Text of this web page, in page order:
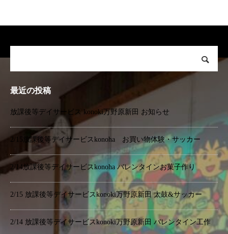
最近の投稿
放課後等デイサービス konoki万野原新田 お知らせ
2/15放課後等デイサービスkonoha お買い物体験・サッカー
2/14放課後等デイサービスkonoha バレンタインお菓子作り
2/15 放課後等デイサービスkonoki万野原新田 太鼓&サッカー
2/14 放課後等デイサービスkonoki万野原新田 バレンタイン工作